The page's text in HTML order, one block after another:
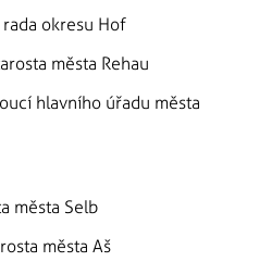
rada okresu Hof
města Rehau
hlavního úřadu města
města Selb
města Aš